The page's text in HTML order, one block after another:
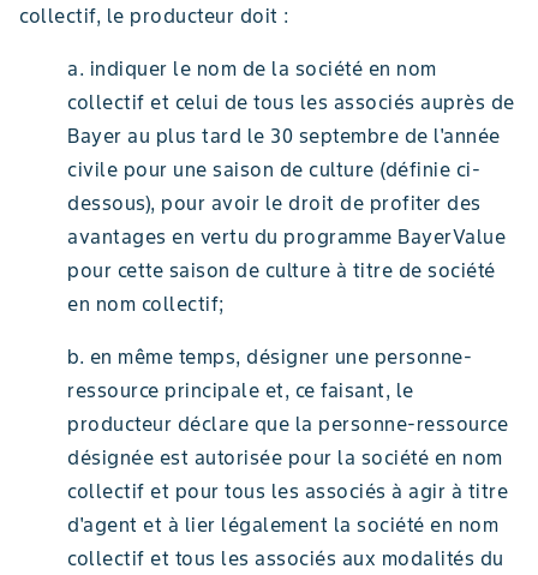
collectif, le producteur doit :
a. indiquer le nom de la société en nom
collectif et celui de tous les associés auprès de
Bayer au plus tard le 30 septembre de l'année
civile pour une saison de culture (définie ci-
dessous), pour avoir le droit de profiter des
avantages en vertu du programme BayerValue
pour cette saison de culture à titre de société
en nom collectif;
b. en même temps, désigner une personne-
ressource principale et, ce faisant, le
producteur déclare que la personne-ressource
désignée est autorisée pour la société en nom
collectif et pour tous les associés à agir à titre
d'agent et à lier légalement la société en nom
collectif et tous les associés aux modalités du